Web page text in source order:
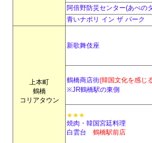
阿倍野防災センター(あべの
青いナポリ イン ザ パーク
上本町
鶴橋
コリアタウン
新歌舞伎座
鶴橋商店街(韓国文化を感じ
※JR鶴橋駅の東側
★★★
焼肉・韓国宮廷料理
白雲台 鶴橋駅前店